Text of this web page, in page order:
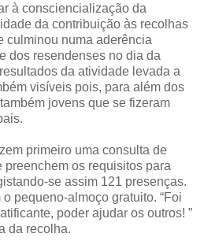
à consciencialização da
da contribuição às recolhas
culminou numa aderência
dos resendenses no dia da
da atividade levada a
visíveis pois, para além dos
jovens que se fizeram
primeiro uma consulta de
os requisitos para
se assim 121 presenças.
pequeno-almoço gratuito. “Foi
poder ajudar os outros! ”
da recolha.